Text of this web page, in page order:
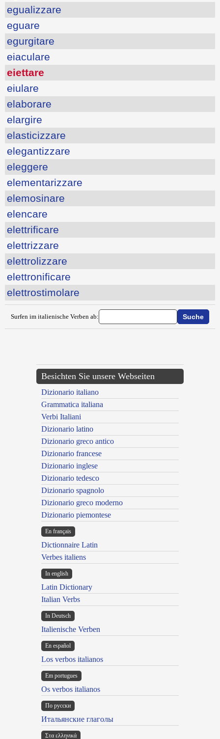
egualizzare
eguare
egurgitare
eiaculare
eiettare
eiulare
elaborare
elargire
elasticizzare
elegantizzare
eleggere
elementarizzare
elemosinare
elencare
elettrificare
elettrizzare
elettrolizzare
elettronificare
elettrostimolare
Surfen im italienische Verben ab:
Besichten Sie unsere Webseiten
Dizionario italiano
Grammatica italiana
Verbi Italiani
Dizionario latino
Dizionario greco antico
Dizionario francese
Dizionario inglese
Dizionario tedesco
Dizionario spagnolo
Dizionario greco moderno
Dizionario piemontese
En français
Dictionnaire Latin
Verbes italiens
In english
Latin Dictionary
Italian Verbs
In Deutsch
Italienische Verben
En español
Los verbos italianos
Em portugues
Os verbos italianos
По русски
Итальянские глаголы
Στα ελληνικά